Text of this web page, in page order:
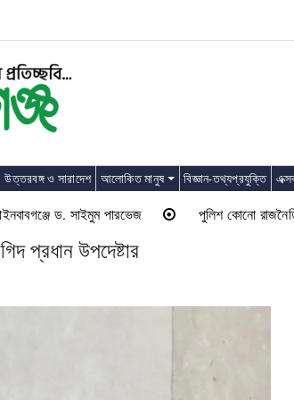
উত্তরবঙ্গ ও সারাদেশ আলোকিত মানুষ বিজ্ঞান-তথ্যপ্রযুক্তি
ড. সাইমুম পারভেজ পুলিশ কোনো রাজনৈতিক দলের
প্রধান উপদেষ্টার